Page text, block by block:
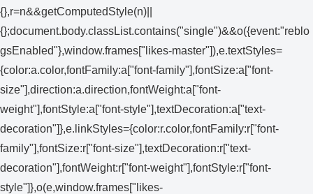
{},r=n&&getComputedStyle(n)||
{};document.body.classList.contains("single")&&o({event:"reblo
gsEnabled"},window.frames["likes-master"]),e.textStyles=
{color:a.color,fontFamily:a["font-family"],fontSize:a["font-
size"],direction:a.direction,fontWeight:a["font-
weight"],fontStyle:a["font-style"],textDecoration:a["text-
decoration"]},e.linkStyles={color:r.color,fontFamily:r["font-
family"],fontSize:r["font-size"],textDecoration:r["text-
decoration"],fontWeight:r["font-weight"],fontStyle:r["font-
style"]},o(e,window.frames["likes-